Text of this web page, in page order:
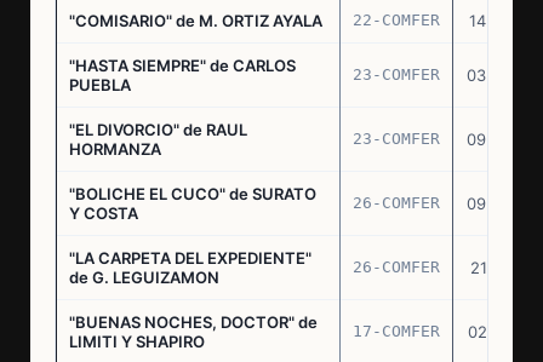
"COMISARIO" de M. ORTIZ AYALA 22-COMFER 14.07.75
"HASTA SIEMPRE" de CARLOS
PUEBLA
23-COMFER 03.09.75
"EL DIVORCIO" de RAUL
HORMANZA
23-COMFER 09.09.75
"BOLICHE EL CUCO" de SURATO
Y COSTA
26-COMFER 09.09.75
"LA CARPETA DEL EXPEDIENTE"
de G. LEGUIZAMON
26-COMFER 21.10.75
"BUENAS NOCHES, DOCTOR" de
LIMITI Y SHAPIRO
17-COMFER 02.01.76